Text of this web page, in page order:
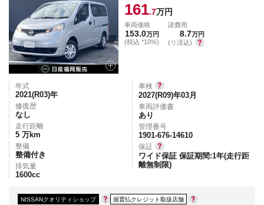
161.7万円
車両価格
153.0万円
(税込 *10%)
諸費用
8.7万円
(リ済込)
年式
2021(R03)年
修復歴
なし
走行距離
5 万km
整備
整備付き
排気量
1600cc
車検
2027(R09)年03月
車両評価書
あり
管理番号
1901-676-14610
保証
ワイド保証 保証期間:1年(走行距
離無制限)
NISSANクオリティショップ 据置払クレジット取扱店舗